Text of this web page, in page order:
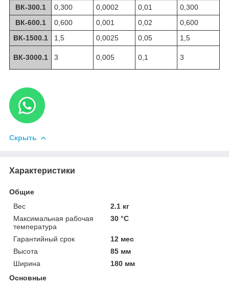
ВК-300.1
0,300 0,0002 0,01
0,300
ВК-600.1
0,600 0,001 0,02
0,600
ВК-1500.1
1,5 0,0025 0,05 1,5
ВК-3000.1 3 0,005 0,1 3
Скрыть
Характеристики
Общие
Вес
2.1 кг
Максимальная рабочая
температура
30 °С
Гарантийный срок
12 мес
Высота
85 мм
Ширина
180 мм
Основные